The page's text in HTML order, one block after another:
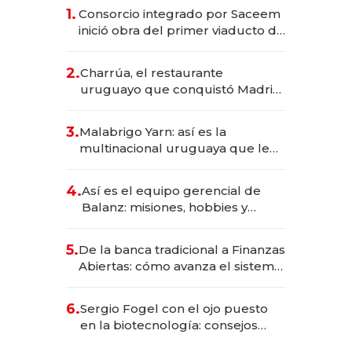
1. Consorcio integrado por Saceem
inició obra del primer viaducto de
millones
2.Charrúa, el restaurante
uruguayo que conquistó Madrid:
anticipación y prepara apertura
3.Malabrigo Yarn: así es la
multinacional uruguaya que le
4.Así es el equipo gerencial de
Balanz: misiones, hobbies y
5.De la banca tradicional a Finanzas
Abiertas: cómo avanza el sistema
6.Sergio Fogel con el ojo puesto
en la biotecnología: consejos